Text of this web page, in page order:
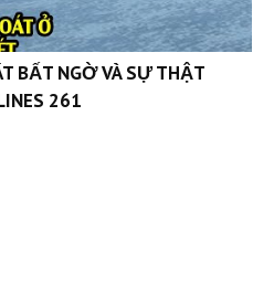
BẤT NGỜ VÀ SỰ THẬT
261